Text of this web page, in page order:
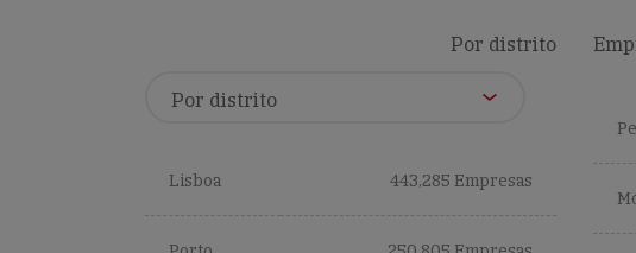
Por distrito
Lisboa 443,285 Empresas